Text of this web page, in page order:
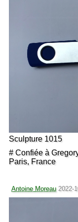
Sculpture 1015
# Confiée à
Paris, France
Antoine Moreau 2022-